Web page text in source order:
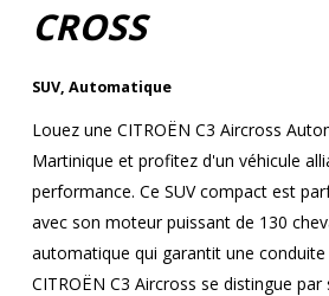
CROSS
SUV, Automatique
Louez une CITROËN C3 Aircross
Martinique et profitez d'un véhicule
performance. Ce SUV compact est
avec son moteur puissant de 130
automatique qui garantit une
CITROËN C3 Aircross se distingue